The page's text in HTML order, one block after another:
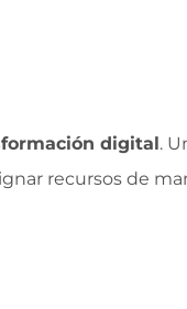
digital.
recursos de